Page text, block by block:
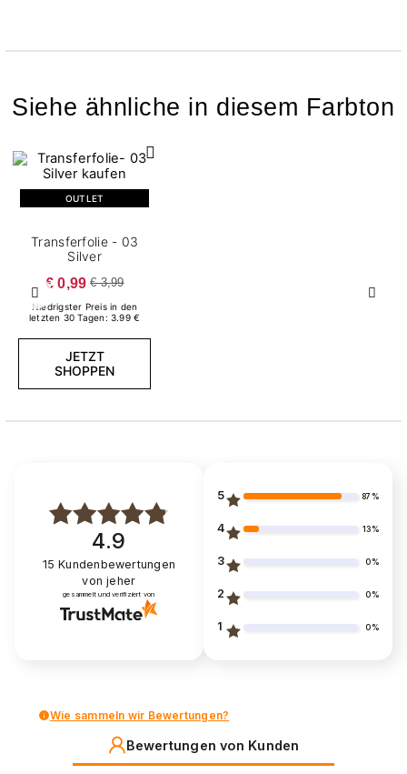
Siehe ähnliche in diesem Farbton
Zurück
OUTLET
Transferfolie - 03
Silver
€ 0,99 € 3,99
Niedrigster Preis in den
letzten 30 Tagen: 3.99 €
JETZT
SHOPPEN
4.9
15 Kundenbewertungen
von jeher
gesammelt und verifiziert von
5 87%
4 13%
3 0%
2 0%
1 0%
Wie sammeln wir Bewertungen?
Bewertungen von Kunden